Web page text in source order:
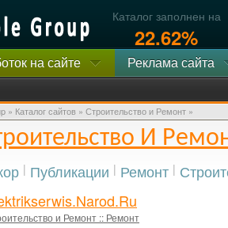
Каталог заполнен на
22.62%
на сайте Реклама сайта
» Каталог сайтов » Строительство и Ремонт »
И
| Публикации | Ремонт |
и Ремонт :: Ремонт